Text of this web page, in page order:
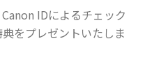
IDによるチェック
をプレゼントいたしま